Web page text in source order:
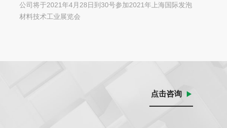
公司将于2021年4月28日到30号参加2021年上海国际发泡
材料技术工业展览会
点击咨询